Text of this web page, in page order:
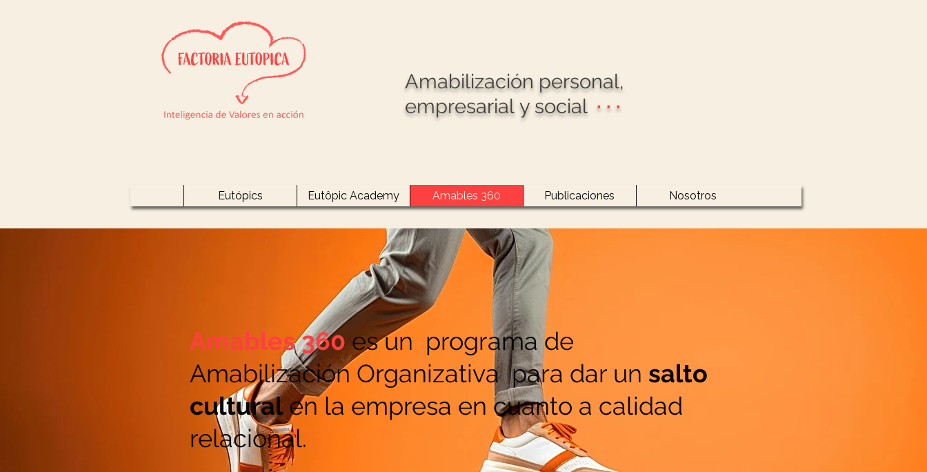
Amabilización personal,
empresarial y social · · ·
Eutópics Eutôpic Academy Amables 360 Publicaciones Nosotros
Amables 360 esun programa de
Amabilización Organizativapara dar un salto
culturalen la empresa en cuanto a calidad
relacional.